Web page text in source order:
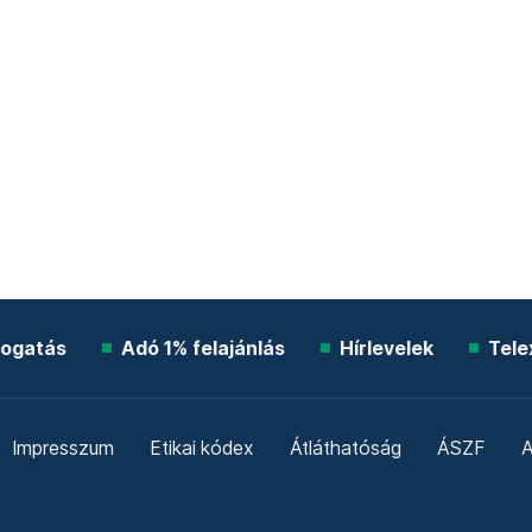
Adó 1% felajánlás Hírlevelek
Impresszum Etikai kódex Átláthatóság ÁSZF